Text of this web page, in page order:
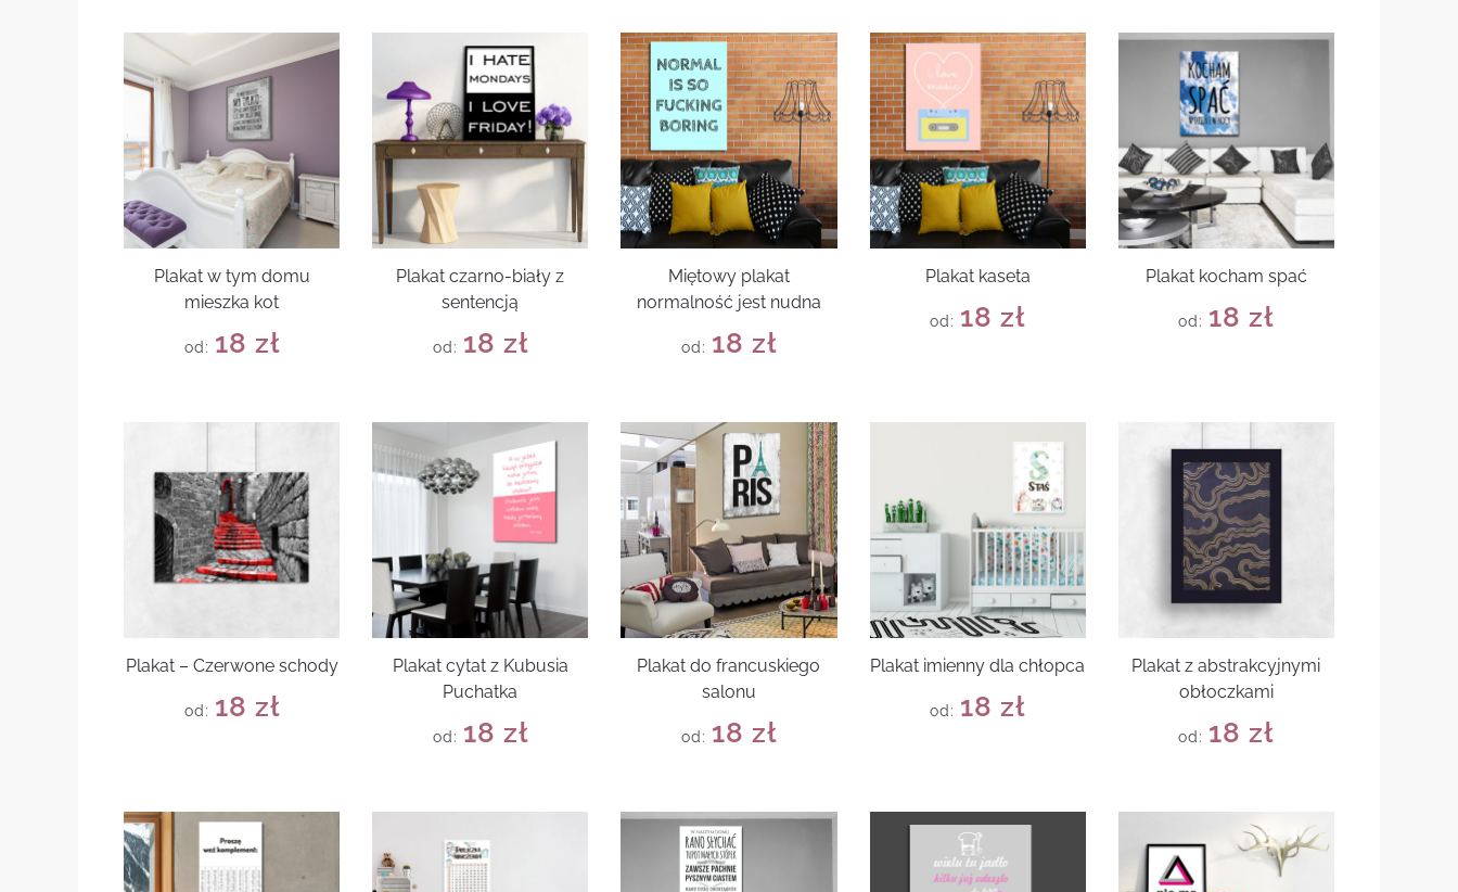
Plakat w tym domu
mieszka kot
od: 18 zł
Plakat czarno-biały z
sentencją
od: 18 zł
Miętowy plakat
normalność jest nudna
od: 18 zł
Plakat kaseta
od: 18zł
Plakat kocham spać
od: 18zł
Plakat – Czerwone schody
od: 18 zł
Plakat cytat z Kubusia
Puchatka
od: 18 zł
Plakat do francuskiego
salonu
od: 18 zł
Plakat imienny dla chłopca
od: 18zł
Plakat z abstrakcyjnymi
obłoczkami
od: 18zł